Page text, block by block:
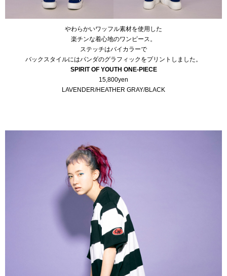
やわらかいワッフル素材を使用した
楽チンな着心地のワンピース。
ステッチはバイカラーで
バックスタイルにはパンダのグラフィックをプリントしました。
SPIRIT OF YOUTH ONE-PIECE
15,800yen
LAVENDER/HEATHER GRAY/BLACK